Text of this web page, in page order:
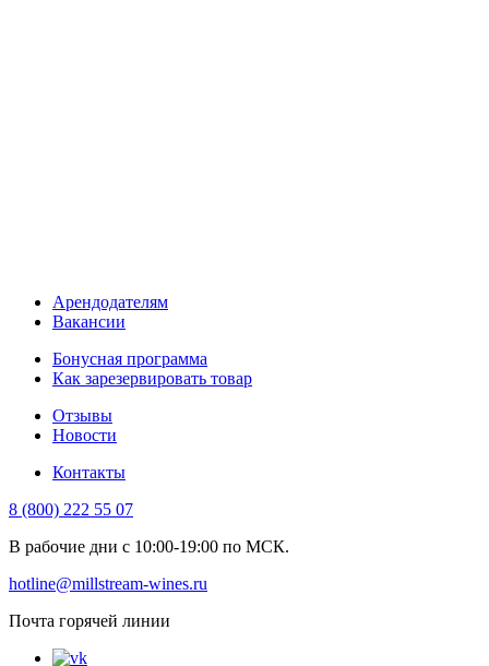
Арендодателям
Вакансии
Бонусная программа
Как зарезервировать товар
Отзывы
Новости
Контакты
8 (800) 222 55 07
В рабочие дни с 10:00-19:00 по МСК.
hotline@millstream-wines.ru
Почта горячей линии